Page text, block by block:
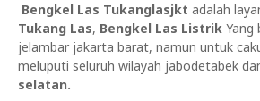
Bengkel Las Tukanglasjkt adalah
Tukang Las, Bengkel Las Listrik Yang
jelambar jakarta barat, namun untuk
meluputi seluruh wilayah jabodetabek
selatan.